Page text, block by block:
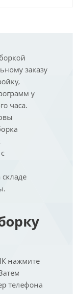
заказу
у
часа.
нажмите
телефона